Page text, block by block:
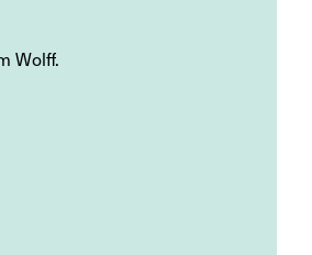
Wolff.